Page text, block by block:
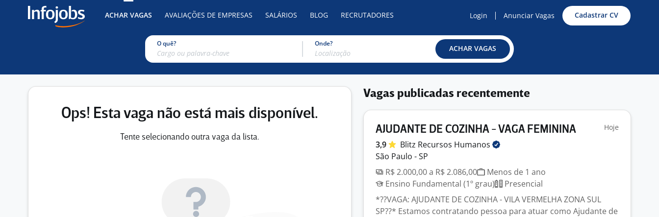
ACHAR VAGAS AVALIAÇÕES DE EMPRESAS SALÁRIOS BLOG RECRUTADORES Login Anunciar Vagas Cadastrar CV
O quê? Onde?
ACHAR VAGAS
Ops! Esta vaga não está mais disponível.
Tente selecionando outra vaga da lista.
Vagas publicadas recentemente
AJUDANTE DE COZINHA - VAGA FEMININA Hoje
3,9 Blitz Recursos Humanos
São Paulo - SP
R$ 2.000,00 a R$ 2.086,00
Menos de 1 ano
Ensino Fundamental (1º grau)
Presencial
*??VAGA: AJUDANTE DE COZINHA - VILA VERMELHA ZONA SUL
SP??* Estamos contratando pessoa para atuar como Ajudante de